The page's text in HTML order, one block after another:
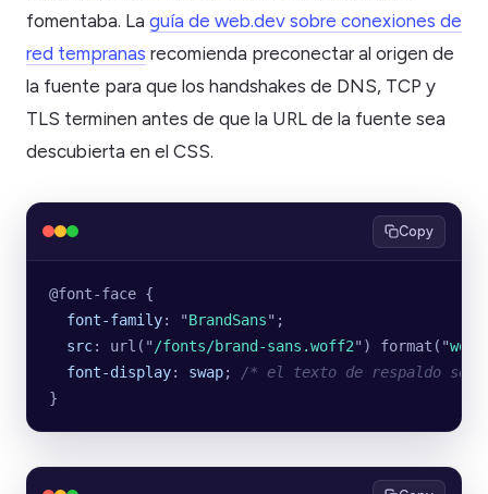
fomentaba. La guía de web.dev sobre conexiones de
red tempranas recomienda preconectar al origen de
la fuente para que los handshakes de DNS, TCP y
TLS terminen antes de que la URL de la fuente sea
descubierta en el CSS.
Copy
@font-face {
  font-family
: "BrandSans" ;
  src
: url( " /fonts/brand-sans.woff2" ) format( "
  font-display
: swap;
/* el texto de respaldo se
}